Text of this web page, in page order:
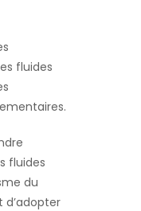
fluides
fluides
du